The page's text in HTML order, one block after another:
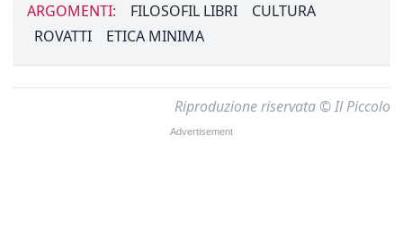
ARGOMENTI: FILOSOFIL LIBRI
CULTURA
ROVATTI
ETICA MINIMA
Riproduzione riservata © Il Piccolo